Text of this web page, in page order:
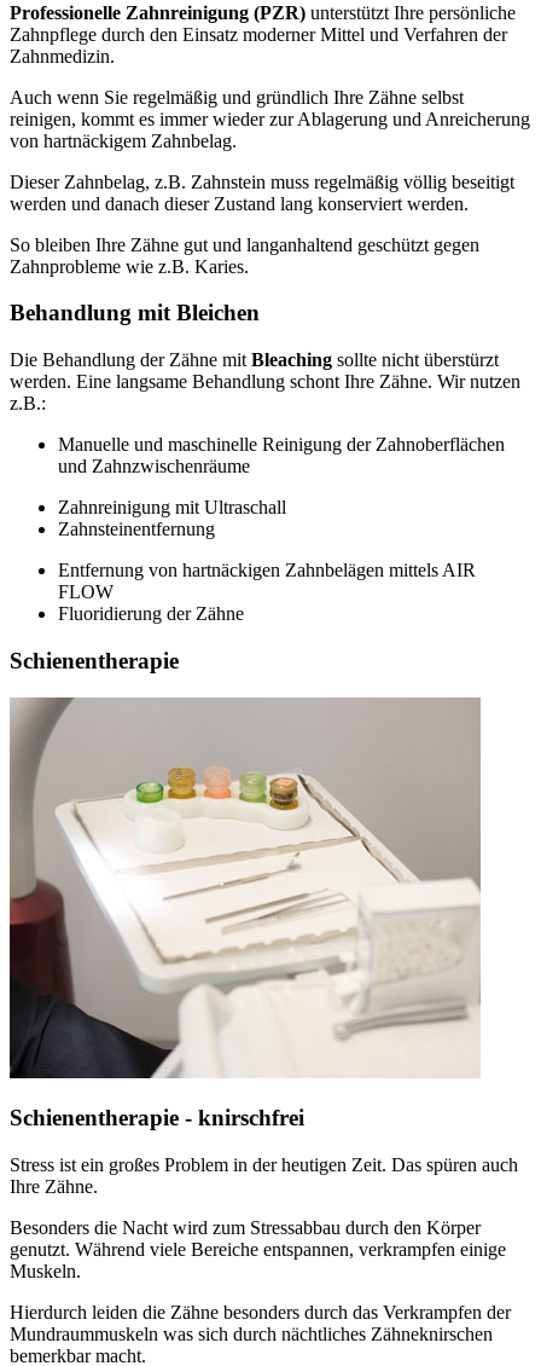
Professionelle Zahnreinigung (PZR) unterstützt Ihre persönliche
Zahnpflege durch den Einsatz moderner Mittel und Verfahren der
Zahnmedizin.
Auch wenn Sie regelmäßig und gründlich Ihre Zähne selbst
reinigen, kommt es immer wieder zur Ablagerung und Anreicherung
von hartnäckigem Zahnbelag.
Dieser Zahnbelag, z.B. Zahnstein muss regelmäßig völlig beseitigt
werden und danach dieser Zustand lang konserviert werden.
So bleiben Ihre Zähne gut und langanhaltend geschützt gegen
Zahnprobleme wie z.B. Karies.
Behandlung mit Bleichen
Die Behandlung der Zähne mit Bleaching sollte nicht überstürzt
werden. Eine langsame Behandlung schont Ihre Zähne. Wir nutzen
z.B.:
Manuelle und maschinelle Reinigung der Zahnoberflächen
und Zahnzwischenräume
Zahnreinigung mit Ultraschall
Zahnsteinentfernung
Entfernung von hartnäckigen Zahnbelägen mittels AIR
FLOW
Fluoridierung der Zähne
Schienentherapie
Schienentherapie - knirschfrei
Stress ist ein großes Problem in der heutigen Zeit. Das spüren auch
Ihre Zähne.
Besonders die Nacht wird zum Stressabbau durch den Körper
genutzt. Während viele Bereiche entspannen, verkrampfen einige
Muskeln.
Hierdurch leiden die Zähne besonders durch das Verkrampfen der
Mundraummuskeln was sich durch nächtliches Zähneknirschen
bemerkbar macht.